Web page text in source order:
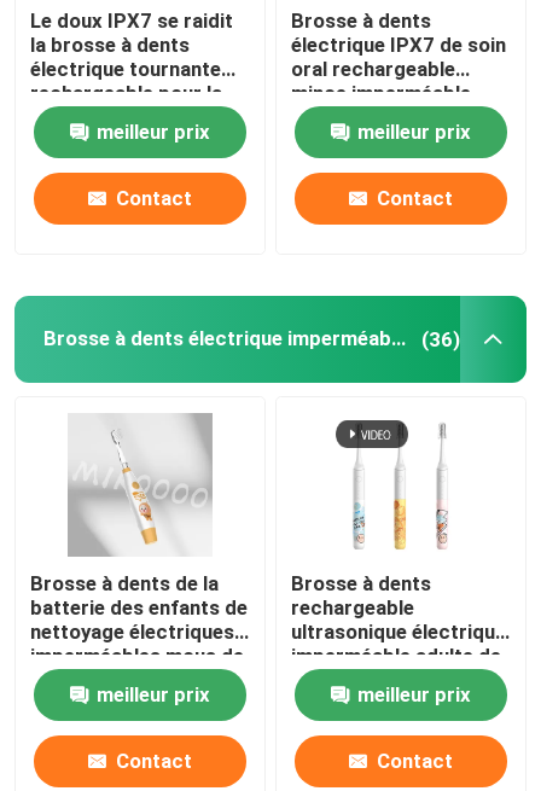
Le doux IPX7 se raidit
la brosse à dents
électrique tournante
rechargeable pour la
protection de gomme
meilleur prix
Contact
Brosse à dents
électrique IPX7 de soin
oral rechargeable
mince imperméable
avec 3 modes
meilleur prix
Contact
Brosse à dents électrique imperméable (36)
Brosse à dents de la
batterie des enfants de
nettoyage électriques
imperméables mous de
la brosse à dents IPX7
meilleur prix
Contact
Brosse à dents
rechargeable
ultrasonique électrique
imperméable adulte de
la brosse à dents IPX7
meilleur prix
Contact